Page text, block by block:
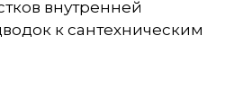
внутренней
к сантехническим